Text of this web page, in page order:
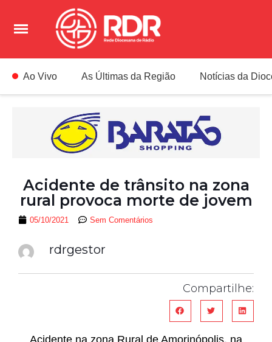
Ao Vivo As Últimas da Região Notícias da
Acidente de trânsito na zona
rural provoca morte de jovem
05/10/2021 Sem Comentários
rdrgestor
Compartilhe:
Acidente na zona Rural de Amorinópolis, na